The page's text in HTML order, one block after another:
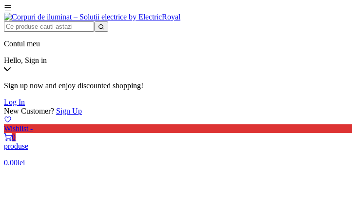
Contul meu
Hello, Sign in
Sign up now and enjoy discounted shopping!
Log In
New Customer? Sign Up
Wishlist -
0
produse
0.00lei